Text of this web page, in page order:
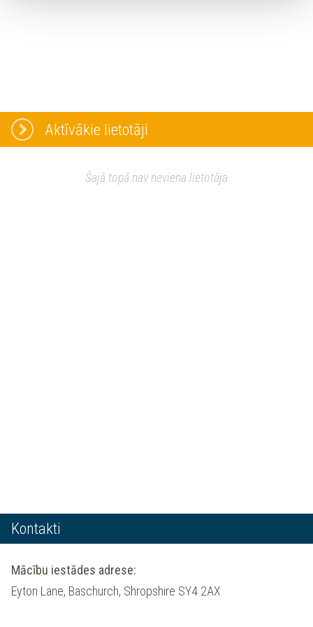
Aktīvākie lietotāji
Šajā topā nav neviena lietotāja
Kontakti
Mācību iestādes adrese:
Eyton Lane, Baschurch, Shropshire SY4 2AX